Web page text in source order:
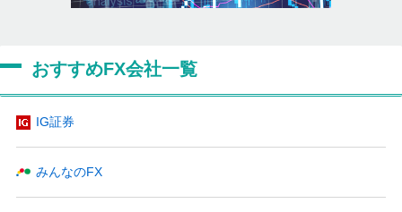
おすすめFX会社一覧
IG証券
みんなのFX